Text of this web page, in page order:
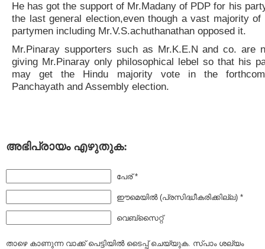
He has got the support of Mr.Madany of PDP for his
the last general election,even though a vast majority of
partymen including Mr.V.S.achuthanathan opposed it.
Mr.Pinaray supporters such as Mr.K.E.N and co. are
giving Mr.Pinaray only philosophical lebel so that his
may get the Hindu majority vote in the
Panchayath and Assembly election.
അഭിപ്രായം എഴുതുക:
പേര് *
ഈമെയില്‍ (പ്രസിദ്ധീകരിക്കില്ല) *
വെബ്സൈറ്റ്
താഴെ കാണുന്ന വാക്ക് പെട്ടിയില്‍ ടൈപ്പ്‌ ചെയ്യുക. സ്പാം ശല്യം